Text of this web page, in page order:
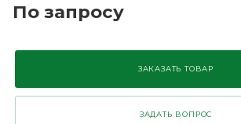
По запросу
ЗАКАЗАТЬ ТОВАР
ЗАДАТЬ ВОПРОС